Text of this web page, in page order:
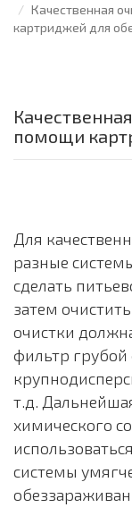
Качественная
картриджей для
помощи
Для
разные
сделать
затем
очистки
фильтр грубой
т.д.
химического
системы